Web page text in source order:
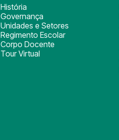
História
Governança
Unidades e Setores
Regimento Escolar
Corpo Docente
Tour Virtual